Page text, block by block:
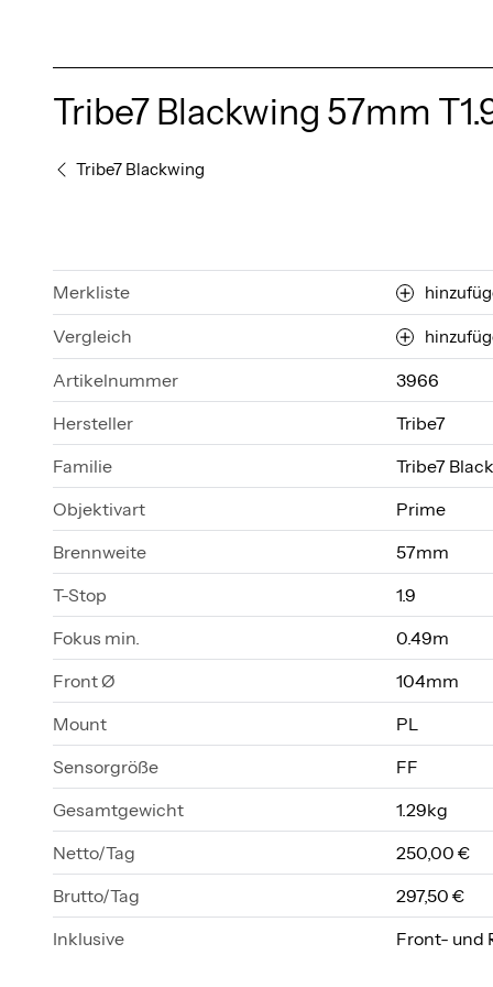
Tribe7 Blackwing 57mm
Tribe7 Blackwing
Merkliste
Vergleich
Artikelnummer
3966
Hersteller
Tribe7
Familie
Tribe7
Objektivart
Prime
Brennweite
57mm
T-Stop
1.9
Fokus min.
0.49m
Front Ø
104mm
Mount
PL
Sensorgröße
FF
Gesamtgewicht
1.29kg
Netto/Tag
250,00 €
Brutto/Tag
297,50 €
Inklusive
Front- und